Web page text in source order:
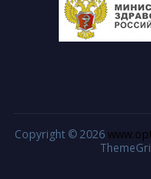
Copyright © 2026